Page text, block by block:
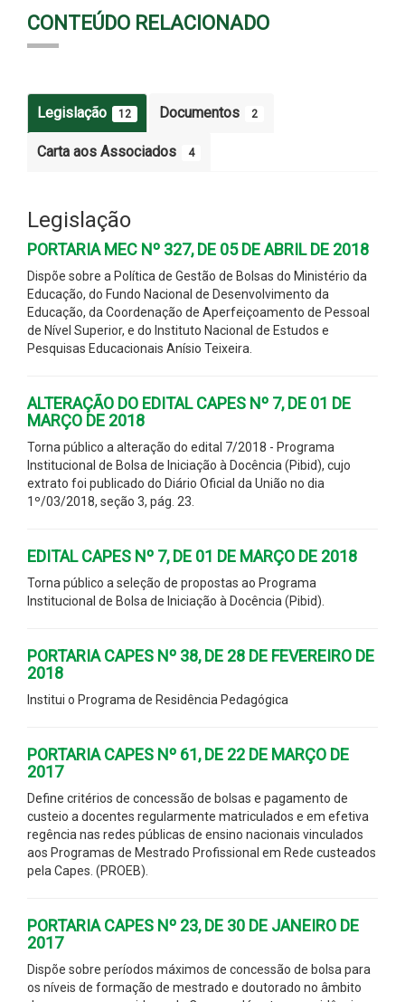
CONTEÚDO RELACIONADO
Legislação 12 Documentos 2
Carta aos Associados 4
Legislação
PORTARIA MEC Nº 327, DE 05 DE ABRIL DE 2018
Dispõe sobre a Política de Gestão de Bolsas do Ministério da
Educação, do Fundo Nacional de Desenvolvimento da
Educação, da Coordenação de Aperfeiçoamento de Pessoal
de Nível Superior, e do Instituto Nacional de Estudos e
Pesquisas Educacionais Anísio Teixeira.
ALTERAÇÃO DO EDITAL CAPES Nº 7, DE 01 DE
MARÇO DE 2018
Torna público a alteração do edital 7/2018 - Programa
Institucional de Bolsa de Iniciação à Docência (Pibid), cujo
extrato foi publicado do Diário Oficial da União no dia
1º/03/2018, seção 3, pág. 23.
EDITAL CAPES Nº 7, DE 01 DE MARÇO DE 2018
Torna público a seleção de propostas ao Programa
Institucional de Bolsa de Iniciação à Docência (Pibid).
PORTARIA CAPES Nº 38, DE 28 DE FEVEREIRO DE
2018
Institui o Programa de Residência Pedagógica
PORTARIA CAPES Nº 61, DE 22 DE MARÇO DE
2017
Define critérios de concessão de bolsas e pagamento de
custeio a docentes regularmente matriculados e em efetiva
regência nas redes públicas de ensino nacionais vinculados
aos Programas de Mestrado Profissional em Rede custeados
pela Capes. (PROEB).
PORTARIA CAPES Nº 23, DE 30 DE JANEIRO DE
2017
Dispõe sobre períodos máximos de concessão de bolsa para
os níveis de formação de mestrado e doutorado no âmbito